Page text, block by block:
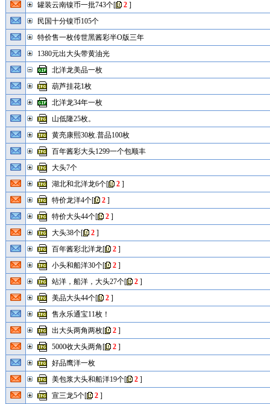
罐装云南镍币一批743个[ 2]
民国十分镍币105个
特价售一枚传世黑酱彩半O版三年
1380元出大头带黄油光
北洋龙美品一枚
葫芦挂花1枚
北洋龙34年一枚
山低隆25枚。
黄亮康熙30枚.普品100枚
百年酱彩大头1299一个包顺丰
大头7个
湖北和北洋龙6个[ 2]
特价龙洋4个[ 2]
特价大头44个[ 2]
大头38个[ 2]
百年酱彩北洋龙[ 2]
小头和船洋30个[ 2]
站洋，船洋，大头27个[ 2]
美品大头44个[ 2]
售永乐通宝11枚！
出大头两角两枚[ 2]
5000收大头两角 [ 2]
好品鹰洋一枚
美包浆大头和船洋19个[ 2]
宣三龙5个[ 2]